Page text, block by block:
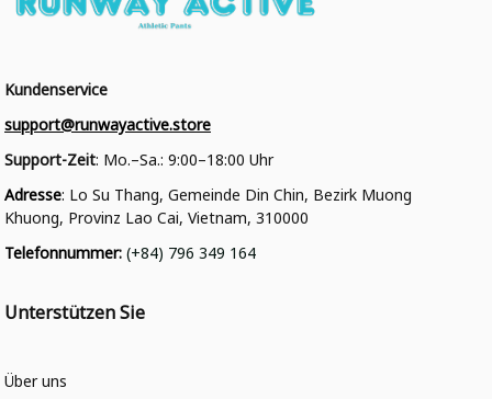
Kundenservice
support@runwayactive.store
Support-Zeit: Mo.–Sa.: 9:00–18:00 Uhr
Adresse: Lo Su Thang, Gemeinde Din Chin, Bezirk Muong
Khuong, Provinz Lao Cai, Vietnam, 310000
Telefonnummer: (+84) 796 349 164
Unterstützen Sie
Über uns